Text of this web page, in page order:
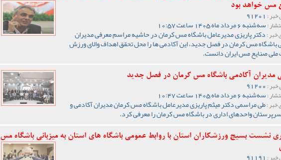
مس خواهد بود
خبر :
:سه‌شنبه 6 مرداد ماه 1405 ساعت 10:57
خبر :دکتر پاریزی مدیرعامل باشگاه مس کرمان در حاشیه مراسم معرفی مدیران
باشگاه مس کرمان در فصل جدید، این آکادمی ها را محل تحقق اهداف والای ورزش
صنایع مس ایران دانست.
مدیران آکادمی باشگاه مس کرمان در فصل جدید
خبر :
:سه‌شنبه 6 مرداد ماه 1405 ساعت 10:47
خبر :طی مراسمی دکتر میثم پاریزی مدیرعامل باشگاه مس کرمان مدیران آکادمی و
واحدهای اداری در باشگاه مس کرمان را معرفی کرد.
نشست بسیج ورزشکاران استان با روابط عمومی باشگاه های استان به میزبانی باشگاه مس
خبر :